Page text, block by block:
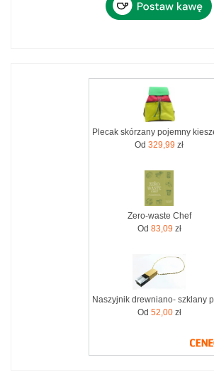
Od 329,99 zł
Zero-waste Chef
Od 83,09 zł
Od 52,00zł